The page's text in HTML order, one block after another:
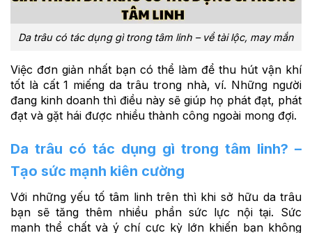
Da trâu có tác dụng gì trong tâm linh – về tài lộc, may mắn
Việc đơn giản nhất bạn có thể làm để thu hút vận khí
tốt là cất 1 miếng da trâu trong nhà, ví. Những người
đang kinh doanh thì điều này sẽ giúp họ phát đạt, phát
đạt và gặt hái được nhiều thành công ngoài mong đợi.
Da trâu có tác dụng gì trong tâm linh? –
Tạo sức mạnh kiên cường
Với những yếu tố tâm linh trên thì khi sở hữu da trâu
bạn sẽ tăng thêm nhiều phần sức lực nội tại. Sức
mạnh thể chất và ý chí cực kỳ lớn khiến bạn không